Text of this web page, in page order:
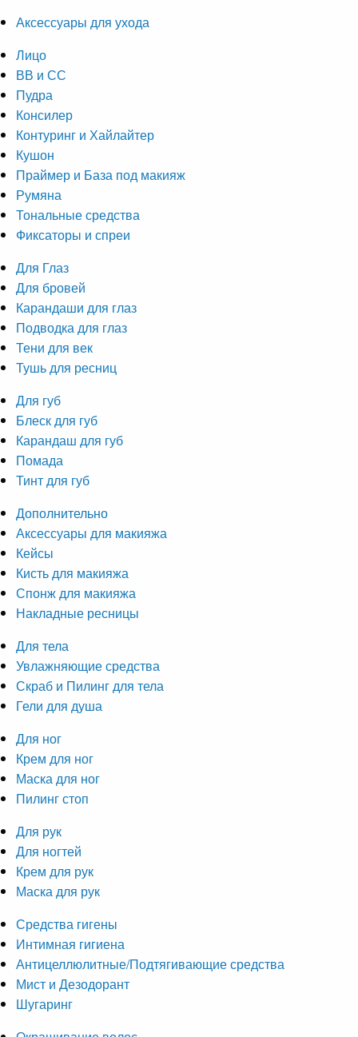
Аксессуары для ухода
Лицо
ВВ и СС
Пудра
Консилер
Контуринг и Хайлайтер
Кушон
Праймер и База под макияж
Румяна
Тональные средства
Фиксаторы и спреи
Для Глаз
Для бровей
Карандаши для глаз
Подводка для глаз
Тени для век
Тушь для ресниц
Для губ
Блеск для губ
Карандаш для губ
Помада
Тинт для губ
Дополнительно
Аксессуары для макияжа
Кейсы
Кисть для макияжа
Спонж для макияжа
Накладные ресницы
Для тела
Увлажняющие средства
Скраб и Пилинг для тела
Гели для душа
Для ног
Крем для ног
Маска для ног
Пилинг стоп
Для рук
Для ногтей
Крем для рук
Маска для рук
Средства гигены
Интимная гигиена
Антицеллюлитные/Подтягивающие средства
Мист и Дезодорант
Шугаринг